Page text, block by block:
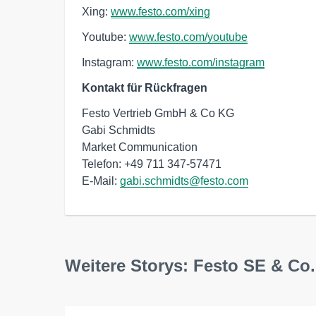
Xing: www.festo.com/xing
Youtube: www.festo.com/youtube
Instagram: www.festo.com/instagram
Kontakt für Rückfragen
Festo Vertrieb GmbH & Co KG
Gabi Schmidts
Market Communication
Telefon: +49 711 347-57471
E-Mail: gabi.schmidts@festo.com
Weitere Storys: Festo SE &